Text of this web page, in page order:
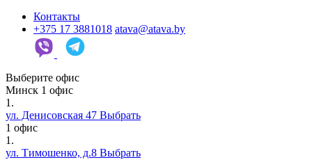
Контакты
+375 17 3881018 atava@atava.by
Выберите офис
Минск 1 офис
1.
ул. Денисовская 47 Выбрать
1 офис
1.
ул. Тимошенко, д.8 Выбрать